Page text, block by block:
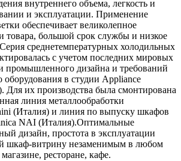
внутреннего объема, легкость и
и эксплуатации. Применение
обеспечивает великолепное
товара, большой срок службы и низкое
среднетемпературных холодильных
с учетом последних мировых
промышленного дизайна и требований
оборудования в студии Appliance
Для их производства была смонтирована
линия металлообработки
(Италия) и линия по выпуску шкафов
NAI (Италия).Оптимальные
дизайн, простота в эксплуатации
шкаф-витрину незаменимым в любом
ресторане, кафе.